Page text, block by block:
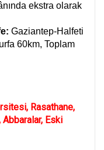
ekstra olarak
Gaziantep-Halfeti
60km, Toplam
Rasathane,
Eski